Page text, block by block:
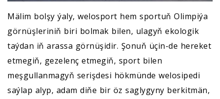
Mälim bolşy ýaly, welosport hem sportuň Olimpiýa
görnüşleriniň biri bolmak bilen, ulagyň ekologik
taýdan iň arassa görnüşidir. Şonuň üçin-de hereket
etmegiň, gezelenç etmegiň, sport bilen
meşgullanmagyň serişdesi hökmünde welosipedi
saýlap alyp, adam diňe bir öz saglygyny berkitmän,